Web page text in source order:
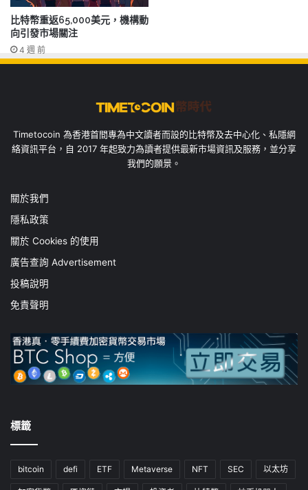
比特幣重返65,000美元，機構動
向引發市場關注
4 週 前
Timetocoin 為香港首間專為中文讀者而設的比特幣及去中心化、私隱網
絡資訊平台，自 2017 年起致力為讀者提供最新市場資訊及服務，並分享
我們的願景。
關於我們
隱私政策
關於 Cookies 的使用
廣告查詢 Advertisement
投稿說明
免責聲明
標籤
bitcoin defi ETF Metaverse NFT SEC 以太坊